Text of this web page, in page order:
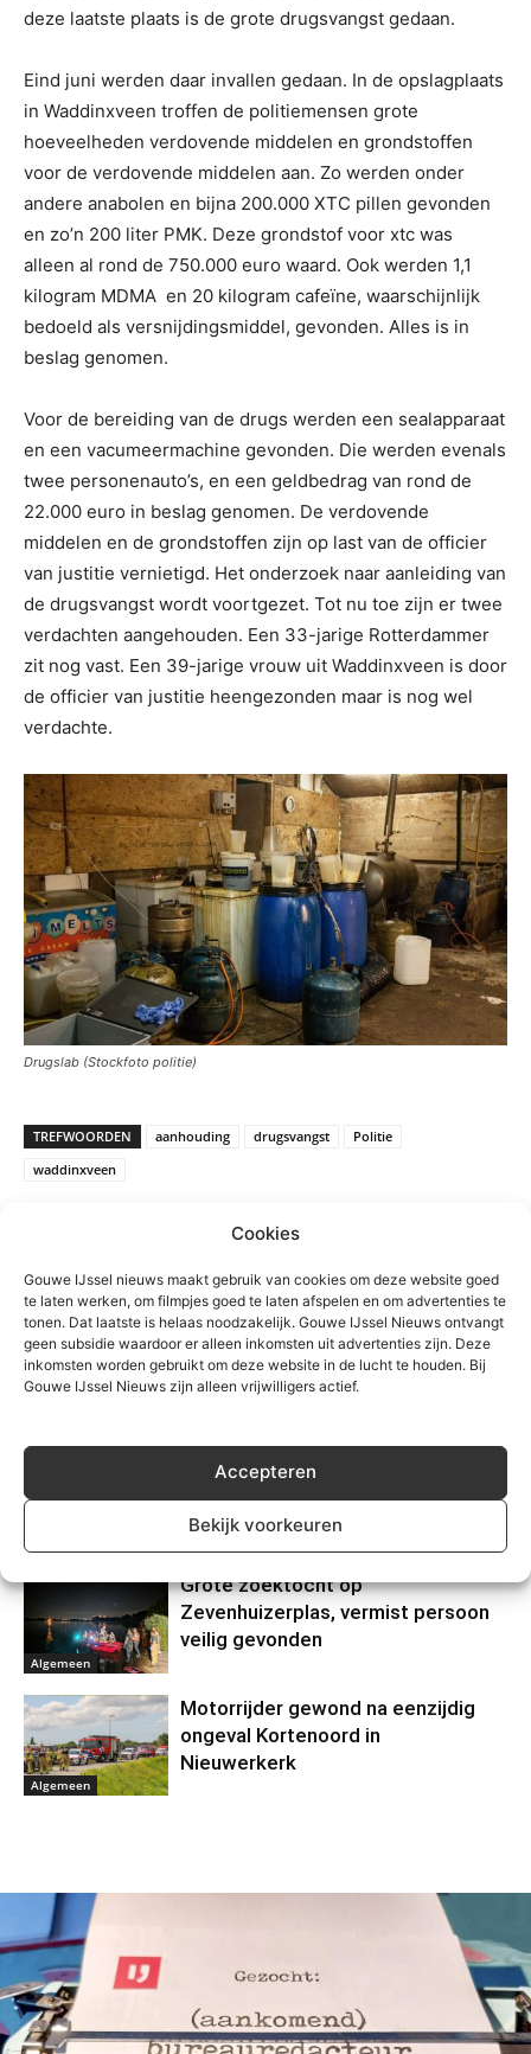
Cookies
Gouwe IJssel nieuws maakt gebruik van cookies om deze website goed
te laten werken, om filmpjes goed te laten afspelen en om advertenties te
tonen. Dat laatste is helaas noodzakelijk. Gouwe IJssel Nieuws ontvangt
geen subsidie waardoor er alleen inkomsten uit advertenties zijn. Deze
inkomsten worden gebruikt om deze website in de lucht te houden. Bij
Gouwe IJssel Nieuws zijn alleen vrijwilligers actief.
Accepteren
Bekijk voorkeuren
deze laatste plaats is de grote drugsvangst gedaan.
Eind juni werden daar invallen gedaan. In de opslagplaats
in Waddinxveen troffen de politiemensen grote
hoeveelheden verdovende middelen en grondstoffen
voor de verdovende middelen aan. Zo werden onder
andere anabolen en bijna 200.000 XTC pillen gevonden
en zo’n 200 liter PMK. Deze grondstof voor xtc was
alleen al rond de 750.000 euro waard. Ook werden 1,1
kilogram MDMA en 20 kilogram cafeïne, waarschijnlijk
bedoeld als versnijdingsmiddel, gevonden. Alles is in
beslag genomen.
Voor de bereiding van de drugs werden een sealapparaat
en een vacumeermachine gevonden. Die werden evenals
twee personenauto’s, en een geldbedrag van rond de
22.000 euro in beslag genomen. De verdovende
middelen en de grondstoffen zijn op last van de officier
van justitie vernietigd. Het onderzoek naar aanleiding van
de drugsvangst wordt voortgezet. Tot nu toe zijn er twee
verdachten aangehouden. Een 33-jarige Rotterdammer
zit nog vast. Een 39-jarige vrouw uit Waddinxveen is door
de officier van justitie heengezonden maar is nog wel
verdachte.
Drugslab (Stockfoto politie)
TREFWOORDEN aanhouding drugsvangst
Politie
waddinxveen
Waarschuwing voor
nepzorgmedewerkers in
Moerkapelle
Algemeen
Grote zoektocht op
Zevenhuizerplas, vermist persoon
veilig gevonden
Algemeen
Motorrijder gewond na eenzijdig
ongeval Kortenoord in
Nieuwerkerk